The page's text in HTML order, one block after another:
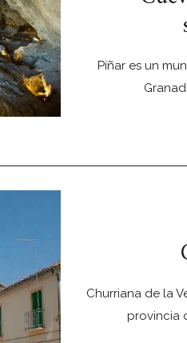
Píñar es un
Churriana de la
provincia